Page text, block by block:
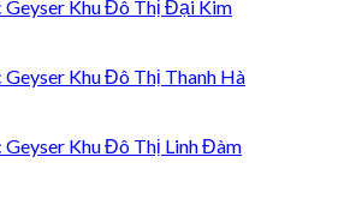
Khu Đô Thị Đại Kim
Khu Đô Thị Thanh Hà
Khu Đô Thị Linh Đàm